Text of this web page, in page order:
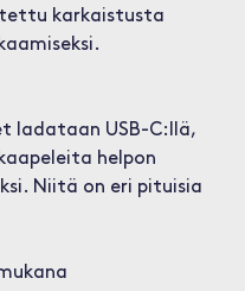
karkaistusta
ladataan USB-C:llä,
helpon
Niitä on eri pituisia